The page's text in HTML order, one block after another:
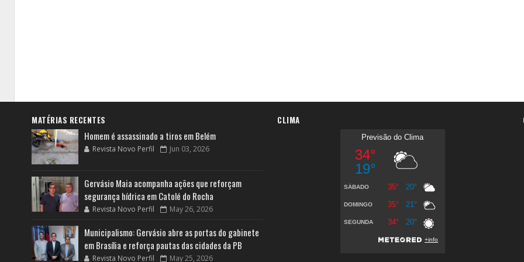
MATÉRIAS RECENTES
Homem é assassinado a tiros em Belém
Revista Novo Perfil Jun 03, 2026
Gervásio Maia acompanha ações que reforçam
segurança hídrica em Catolé do Rocha
Revista Novo Perfil May 26, 2026
Municipalismo: Gervásio abre as portas do gabinete
em Brasília e reforça pautas das cidades da PB
Revista Novo Perfil May 25, 2026
CLIMA